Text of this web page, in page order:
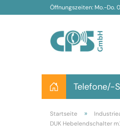
Öffnungszeiten: Mo.-Do.
Telefone/-
Startseite »
DUK Hebelendschalter